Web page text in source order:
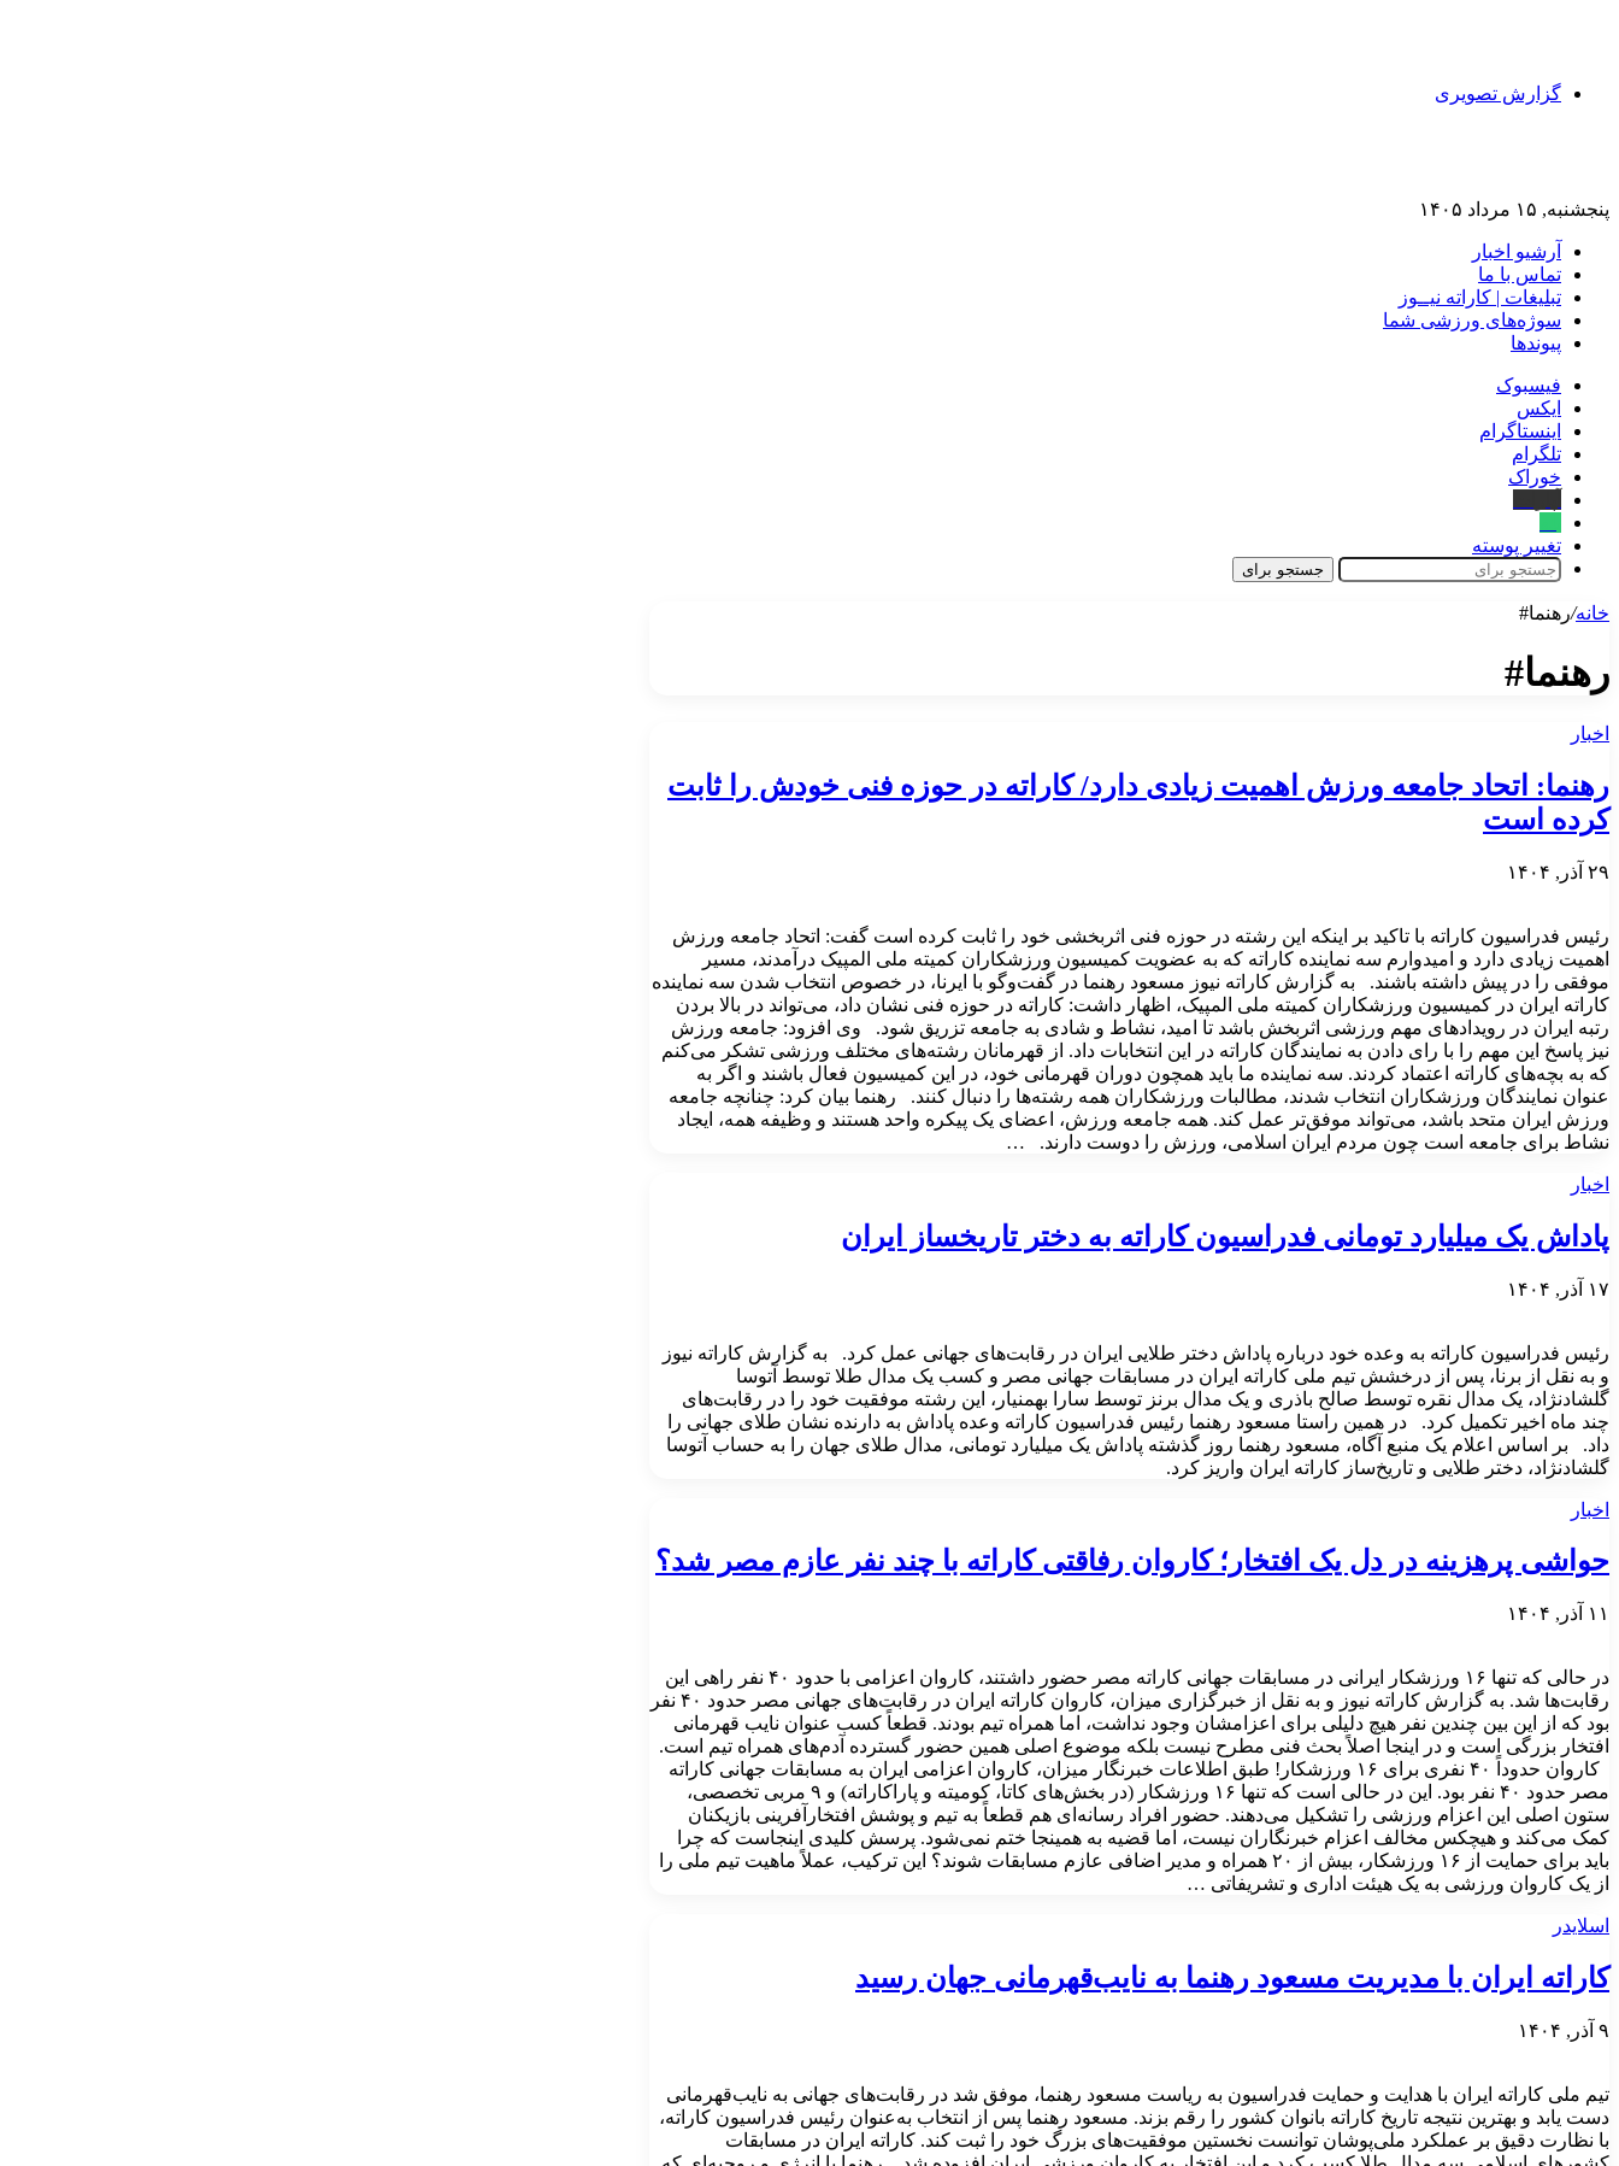
گزارش تصویری
پنجشنبه, ۱۵ مرداد ۱۴۰۵
آرشیو اخبار
تماس‌ با‌ ما
تبلیغات | کاراته نیــوز
سوژه‌های ورزشی شما
پیوندها
فیسبوک
ایکس
اینستاگرام
تلگرام
خوراک
تغییر پوسته
جستجو برای
خانه/رهنما#
رهنما#
اخبار
رهنما: اتحاد جامعه ورزش اهمیت زیادی دارد/ کاراته در حوزه فنی خودش را ثابت
کرده است
۲۹ آذر, ۱۴۰۴
رئیس فدراسیون کاراته با تاکید بر اینکه این رشته در حوزه فنی اثربخشی خود را ثابت کرده است گفت: اتحاد جامعه ورزش
اهمیت زیادی دارد و امیدوارم سه نماینده کاراته که به عضویت کمیسیون ورزشکاران کمیته ملی المپیک درآمدند، مسیر
موفقی را در پیش داشته باشند. به گزارش کاراته نیوز مسعود رهنما در گفت‌وگو با ایرنا، در خصوص انتخاب شدن سه نماینده
کاراته ایران در کمیسیون ورزشکاران کمیته ملی المپیک، اظهار داشت: کاراته در حوزه فنی نشان داد، می‌تواند در بالا بردن
رتبه ایران در رویدادهای مهم ورزشی اثربخش باشد تا امید، نشاط و شادی به جامعه تزریق شود. وی افزود: جامعه ورزش
نیز پاسخ این مهم را با رای دادن به نمایندگان کاراته در این انتخابات داد. از قهرمانان رشته‌های مختلف ورزشی تشکر می‌کنم
که به بچه‌های کاراته اعتماد کردند. سه نماینده ما باید همچون دوران قهرمانی خود، در این کمیسیون فعال باشند و اگر به‌
عنوان نمایندگان ورزشکاران انتخاب شدند، مطالبات ورزشکاران همه رشته‌ها را دنبال کنند. رهنما بیان کرد: چنانچه جامعه
ورزش ایران متحد باشد، می‌تواند موفق‌تر عمل کند. همه جامعه ورزش، اعضای یک پیکره واحد هستند و وظیفه همه، ایجاد
نشاط برای جامعه است چون مردم ایران اسلامی، ورزش را دوست دارند. …
اخبار
پاداش یک میلیارد تومانی فدراسیون کاراته به دختر تاریخساز ایران
۱۷ آذر, ۱۴۰۴
رئیس فدراسیون کاراته به وعده خود درباره پاداش دختر طلایی ایران در رقابت‌های جهانی عمل کرد. به گزارش کاراته نیوز
و به نقل از برنا، پس از درخشش تیم ملی کاراته ایران در مسابقات جهانی مصر و کسب یک مدال طلا توسط آتوسا
گلشادنژاد، یک مدال نقره توسط صالح باذری و یک مدال برنز توسط سارا بهمنیار، این رشته موفقیت خود را در رقابت‌های
چند ماه اخیر تکمیل کرد. در همین راستا مسعود رهنما رئیس فدراسیون کاراته وعده پاداش به دارنده نشان طلای جهانی را
داد. بر اساس اعلام یک منبع آگاه، مسعود رهنما روز گذشته پاداش یک میلیارد تومانی، مدال طلای جهان را به حساب آتوسا
گلشادنژاد، دختر طلایی و تاریخ‌ساز کاراته ایران واریز کرد.
اخبار
حواشی پرهزینه در دل یک افتخار؛ کاروان رفاقتی کاراته با چند نفر عازم مصر شد؟
۱۱ آذر, ۱۴۰۴
در حالی که تنها ۱۶ ورزشکار ایرانی در مسابقات جهانی کاراته مصر حضور داشتند، کاروان اعزامی با حدود ۴۰ نفر راهی این
رقابت‌ها شد. به گزارش کاراته نیوز و به نقل از خبرگزاری میزان، کاروان کاراته ایران در رقابت‌های جهانی مصر حدود ۴۰ نفر
بود که از این بین چندین نفر هیچ دلیلی برای اعزامشان وجود نداشت، اما همراه تیم بودند. قطعاً کسب عنوان نایب قهرمانی
افتخار بزرگی است و در اینجا اصلاً بحث فنی مطرح نیست بلکه موضوع اصلی همین حضور گسترده آدم‌های همراه تیم است.
کاروان حدوداً ۴۰ نفری برای ۱۶ ورزشکار! طبق اطلاعات خبرنگار میزان، کاروان اعزامی ایران به مسابقات جهانی کاراته
مصر حدود ۴۰ نفر بود. این در حالی است که تنها ۱۶ ورزشکار (در بخش‌های کاتا، کومیته و پاراکاراته) و ۹ مربی تخصصی،
ستون اصلی این اعزام ورزشی را تشکیل می‌دهند. حضور افراد رسانه‌ای هم قطعاً به تیم و پوشش افتخارآفرینی بازیکنان
کمک می‌کند و هیچکس مخالف اعزام خبرنگاران نیست، اما قضیه به همینجا ختم نمی‌شود. پرسش کلیدی اینجاست که چرا
باید برای حمایت از ۱۶ ورزشکار، بیش از ۲۰ همراه و مدیر اضافی عازم مسابقات شوند؟ این ترکیب، عملاً ماهیت تیم ملی را
از یک کاروان ورزشی به یک هیئت اداری و تشریفاتی …
اسلایدر
کاراته ایران با مدیریت مسعود رهنما به نایب‌قهرمانی جهان رسید
۹ آذر, ۱۴۰۴
تیم ملی کاراته ایران با هدایت و حمایت فدراسیون به ریاست مسعود رهنما، موفق شد در رقابت‌های جهانی به نایب‌قهرمانی
دست یابد و بهترین نتیجه تاریخ کاراته بانوان کشور را رقم بزند. مسعود رهنما پس از انتخاب به‌عنوان رئیس فدراسیون کاراته،
با نظارت دقیق بر عملکرد ملی‌پوشان توانست نخستین موفقیت‌های بزرگ خود را ثبت کند. کاراته ایران در مسابقات